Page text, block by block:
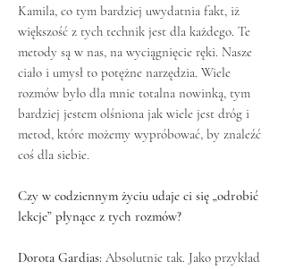
Kamila, co tym bardziej uwydatnia fakt, iż
większość z tych technik jest dla każdego. Te
metody są w nas, na wyciągnięcie ręki. Nasze
ciało i umysł to potężne narzędzia. Wiele
rozmów było dla mnie totalna nowinką, tym
bardziej jestem olśniona jak wiele jest dróg i
metod, które możemy wypróbować, by znaleźć
coś dla siebie.
Czy w codziennym życiu udaje ci się „odrobić
lekcje” płynące z tych rozmów?
Dorota Gardias: Absolutnie tak. Jako przykład